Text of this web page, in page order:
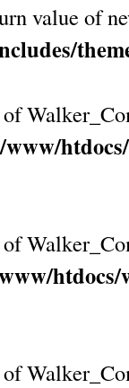
value of
/www/
htdocs/